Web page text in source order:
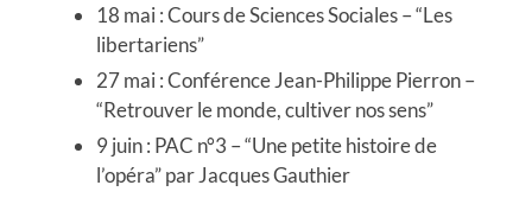
18 mai : Cours de Sciences Sociales – “Les
libertariens”
27 mai : Conférence Jean-Philippe Pierron –
“Retrouver le monde, cultiver nos sens”
9 juin : PAC n°3 – “Une petite histoire de
l’opéra” par Jacques Gauthier